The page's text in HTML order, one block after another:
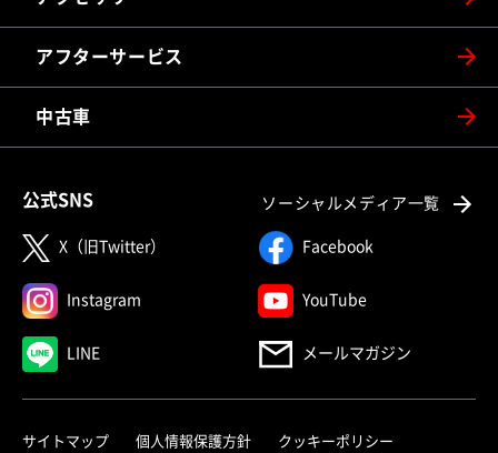
アフターサービス
中古車
公式SNS ソーシャルメディア一覧
X（旧Twitter） Facebook
Instagram YouTube
LINE メールマガジン
サイトマップ 個人情報保護方針 クッキーポリシー